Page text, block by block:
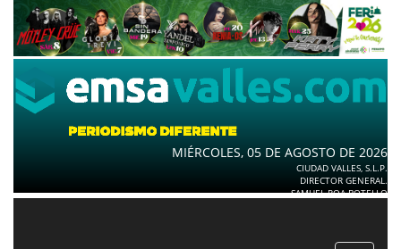
MIÉRCOLES, 05 DE AGOSTO DE 2026
CIUDAD VALLES, S.L.P.
DIRECTOR GENERAL.
SAMUEL ROA BOTELLO